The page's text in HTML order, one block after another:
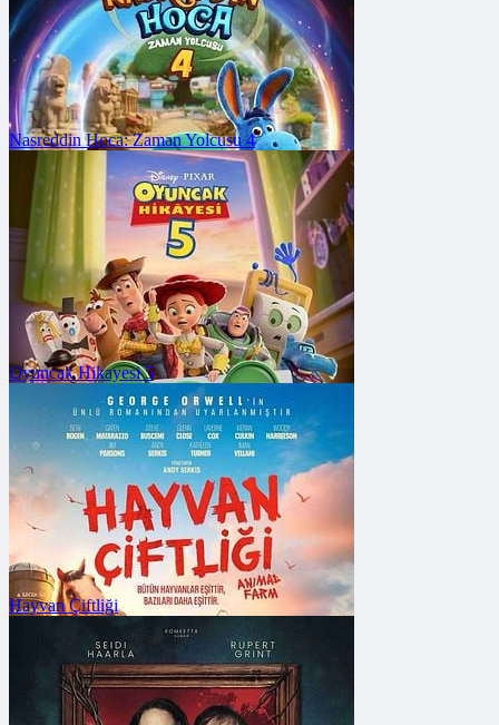
FRAGMANA GİT
Vizyon Tarihi: 7 Ağustos 2026
FRAGMANA GİT
Vizyon Tarihi: 24 Temmuz 2026
Nasreddin Hoca: Zaman Yolcusu 4
FRAGMANA GİT
Vizyon Tarihi: 19 Haziran 2026
Oyuncak Hikayesi 5
Hayvan Çiftliği